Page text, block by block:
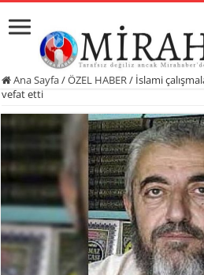
Ana Sayfa/ÖZEL HABER/ İslami
vefat etti